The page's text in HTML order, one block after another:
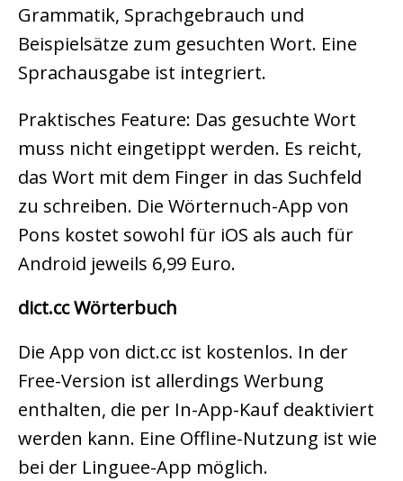
Grammatik, Sprachgebrauch und
Beispielsätze zum gesuchten Wort. Eine
Sprachausgabe ist integriert.
Praktisches Feature: Das gesuchte Wort
muss nicht eingetippt werden. Es reicht,
das Wort mit dem Finger in das Suchfeld
zu schreiben. Die Wörternuch-App von
Pons kostet sowohl für iOS als auch für
Android jeweils 6,99 Euro.
dict.cc Wörterbuch
Die App von dict.cc ist kostenlos. In der
Free-Version ist allerdings Werbung
enthalten, die per In-App-Kauf deaktiviert
werden kann. Eine Offline-Nutzung ist wie
bei der Linguee-App möglich.